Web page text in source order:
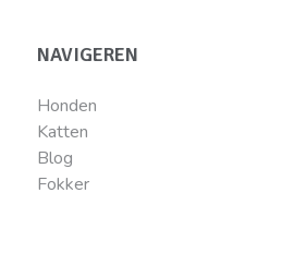
NAVIGEREN
Honden
Katten
Blog
Fokker